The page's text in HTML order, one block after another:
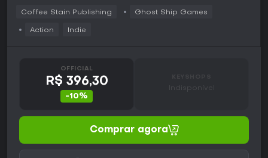
Coffee Stain Publishing Ghost Ship Games
Action Indie
OFFICIAL
R$ 396,30
-10%
Indisponível
Comprar agora